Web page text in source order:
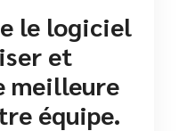
le logiciel
et
meilleure
équipe.